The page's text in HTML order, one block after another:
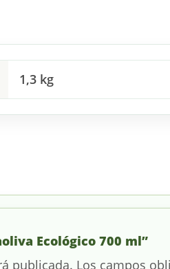
1,3 kg
Ecológico 700 ml”
publicada. Los campos